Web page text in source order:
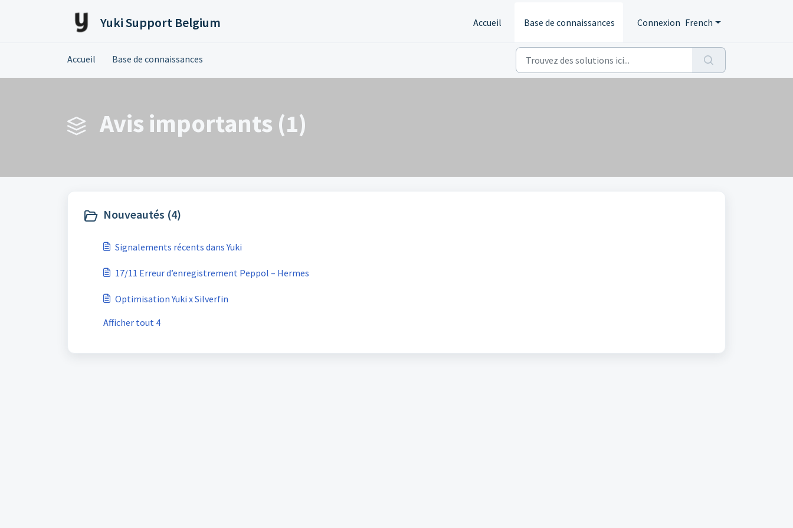
Yuki Support Belgium Accueil Base de connaissances Connexion French
Accueil Base de connaissances
Avis importants (1)
Nouveautés (4)
Signalements récents dans Yuki
17/11 Erreur d’enregistrement Peppol – Hermes
Optimisation Yuki x Silverfin
Afficher tout 4